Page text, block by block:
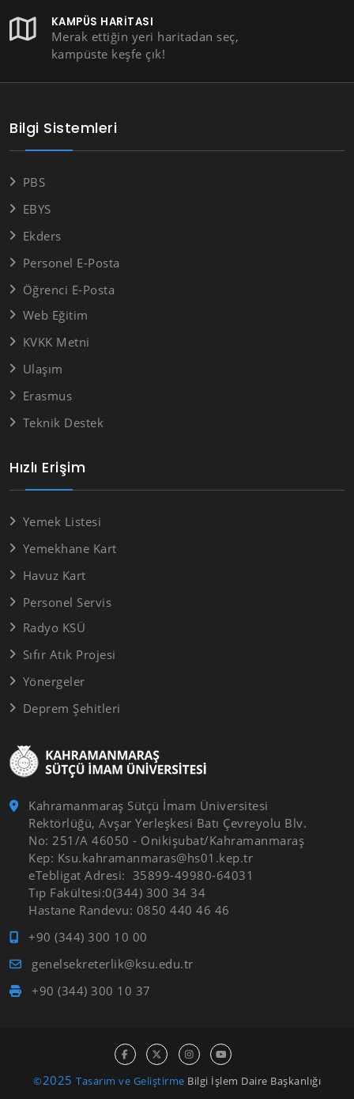
KAMPÜS HARITASI
Merak ettiğin yeri haritadan seç,
kampüste keşfe çık!
Kahramanmaraş Sütçü İmam Üniversitesi
Rektörlüğü, Avşar Yerleşkesi Batı Çevreyolu Blv.
No: 251/A 46050 - Onikişubat/Kahramanmaraş
Kep: Ksu.kahramanmaras@hs01.kep.tr
eTebligat Adresi: 35899-49980-64031
Tıp Fakültesi:0(344) 300 34 34
Hastane Randevu: 0850 440 46 46
+90 (344) 300 10 00
genelsekreterlik@ksu.edu.tr
+90 (344) 300 10 37
Hızlı Erişim
Yemek Listesi
Yemekhane Kart
Havuz Kart
Personel Servis
Radyo KSÜ
Sıfır Atık Projesi
Yönergeler
Deprem Şehitleri
Bilgi Sistemleri
PBS
EBYS
Ekders
Personel E-Posta
Öğrenci E-Posta
Web Eğitim
KVKK Metni
Ulaşım
Erasmus
Teknik Destek
©2025 Tasarım ve Geliştirme Bilgi İşlem Daire Başkanlığı